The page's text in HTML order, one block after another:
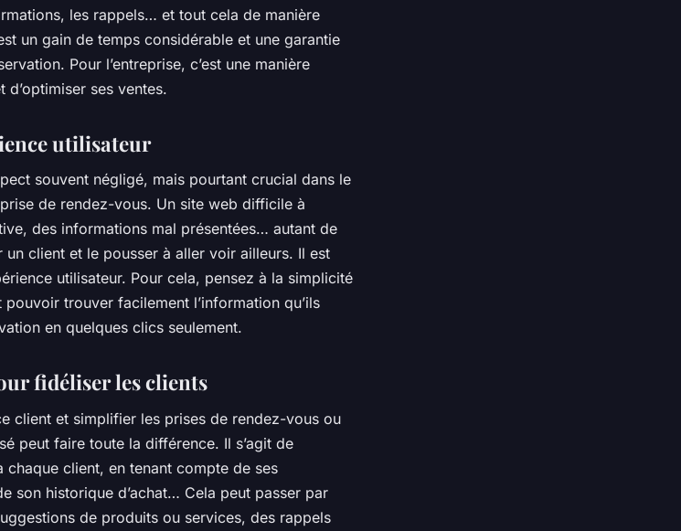
les rappels… et tout cela de manière
un gain de temps considérable et une garantie
Pour l’entreprise, c’est une manière
ses ventes.
utilisateur
souvent négligé, mais pourtant crucial dans le
de rendez-vous. Un site web difficile à
des informations mal présentées… autant de
client et le pousser à aller voir ailleurs. Il est
utilisateur. Pour cela, pensez à la simplicité
trouver facilement l’information qu’ils
en quelques clics seulement.
fidéliser les clients
client et simplifier les prises de rendez-vous ou
peut faire toute la différence. Il s’agit de
client, en tenant compte de ses
son historique d’achat… Cela peut passer par
de produits ou services, des rappels